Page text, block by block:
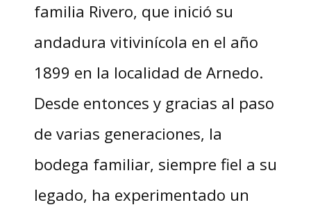
familia Rivero, que inició su
andadura vitivinícola en el año
1899 en la localidad de Arnedo.
Desde entonces y gracias al paso
de varias generaciones, la
bodega familiar, siempre fiel a su
legado, ha experimentado un